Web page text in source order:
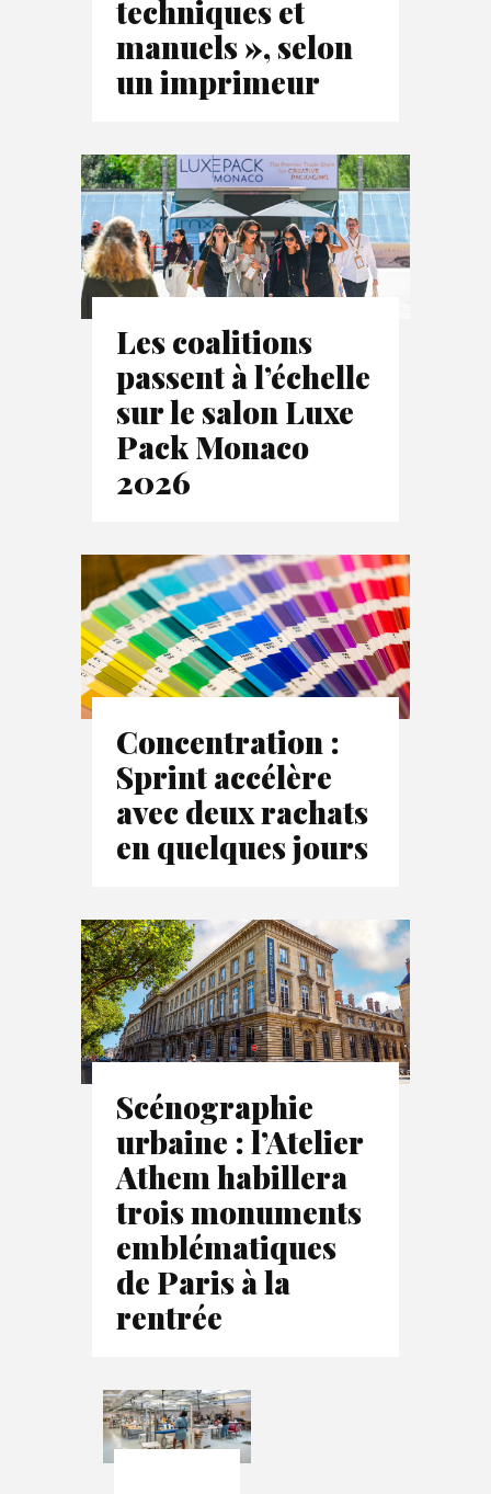
techniques et
manuels », selon
un imprimeur
Les coalitions
passent à l’échelle
sur le salon Luxe
Pack Monaco
2026
Concentration :
Sprint accélère
avec deux rachats
en quelques jours
Scénographie
urbaine : l’Atelier
Athem habillera
trois monuments
emblématiques
de Paris à la
rentrée